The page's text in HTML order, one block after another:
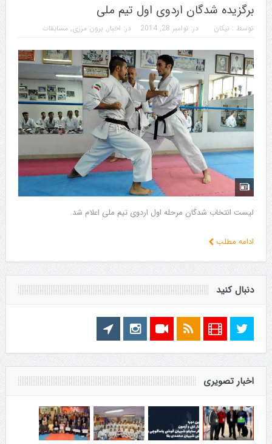
برگزیده شدگان اردوی اول تیم ملی
توسط : نیکان در: نوامبر 28, 2014 در: اخبار, برون مرزی, مسابقات
لیست انتخاب شدگان مرحله اول اردوی تیم ملی اعلام شد.
ادامه مطلب
دنبال کنید
اخبار تصویری